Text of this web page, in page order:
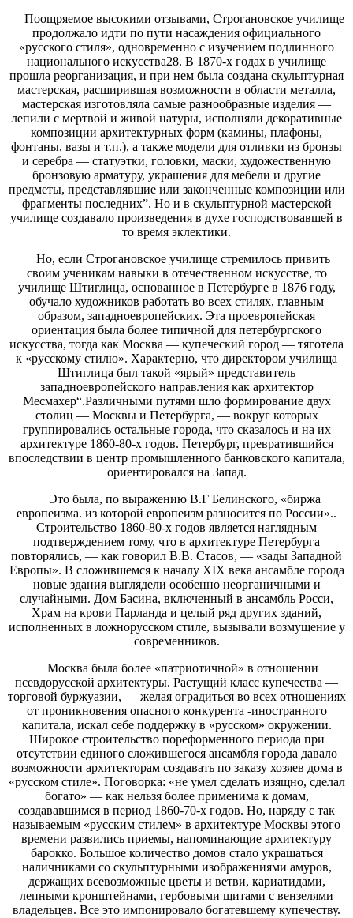
Поощряемое высокими отзывами, Строгановское училище
продолжало идти по пути насаждения официального
«русского стиля», одновременно с изучением подлинного
национального искусства28. В 1870-х годах в училище
прошла реорганизация, и при нем была создана скульптурная
мастерская, расширившая возможности в области металла,
мастерская изготовляла самые разнообразные изделия —
лепили с мертвой и живой натуры, исполняли декоративные
композиции архитектурных форм (камины, плафоны,
фонтаны, вазы и т.п.), а также модели для отливки из бронзы
и серебра — статуэтки, головки, маски, художественную
бронзовую арматуру, украшения для мебели и другие
предметы, представлявшие или законченные композиции или
фрагменты последних”. Но и в скульптурной мастерской
училище создавало произведения в духе господствовавшей в
то время эклектики.
Но, если Строгановское училище стремилось привить
своим ученикам навыки в отечественном искусстве, то
училище Штиглица, основанное в Петербурге в 1876 году,
обучало художников работать во всех стилях, главным
образом, западноевропейских. Эта проевропейская
ориентация была более типичной для петербургского
искусства, тогда как Москва — купеческий город — тяготела
к «русскому стилю». Характерно, что директором училища
Штиглица был такой «ярый» представитель
западноевропейского направления как архитектор
Месмахер“.Различными путями шло формирование двух
столиц — Москвы и Петербурга, — вокруг которых
группировались остальные города, что сказалось и на их
архитектуре 1860-80-х годов. Петербург, превратившийся
впоследствии в центр промышленного банковского капитала,
ориентировался на Запад.
Это была, по выражению В.Г Белинского, «биржа
европеизма. из которой европеизм разносится по России»..
Строительство 1860-80-х годов является наглядным
подтверждением тому, что в архитектуре Петербурга
повторялись, — как говорил В.В. Стасов, — «зады Западной
Европы». В сложившемся к началу XIX века ансамбле города
новые здания выглядели особенно неорганичными и
случайными. Дом Басина, включенный в ансамбль Росси,
Храм на крови Парланда и целый ряд других зданий,
исполненных в ложнорусском стиле, вызывали возмущение у
современников.
Москва была более «патриотичной» в отношении
псевдорусской архитектуры. Растущий класс купечества —
торговой буржуазии, — желая оградиться во всех отношениях
от проникновения опасного конкурента -иностранного
капитала, искал себе поддержку в «русском» окружении.
Широкое строительство пореформенного периода при
отсутствии единого сложившегося ансамбля города давало
возможности архитекторам создавать по заказу хозяев дома в
«русском стиле». Поговорка: «не умел сделать изящно, сделал
богато» — как нельзя более применима к домам,
создававшимся в период 1860-70-х годов. Но, наряду с так
называемым «русским стилем» в архитектуре Москвы этого
времени развились приемы, напоминающие архитектуру
барокко. Большое количество домов стало украшаться
наличниками со скульптурными изображениями амуров,
держащих всевозможные цветы и ветви, кариатидами,
лепными кронштейнами, гербовыми щитами с вензелями
владельцев. Все это импонировало богатевшему купечеству.